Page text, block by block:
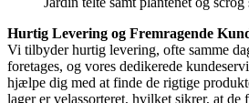
Hurtig Levering og Fremragende
Vi tilbyder hurtig levering, ofte samme
foretages, og vores dedikerede
hjælpe dig med at finde de rigtige
lager er velassorteret, hvilket sikrer, at de